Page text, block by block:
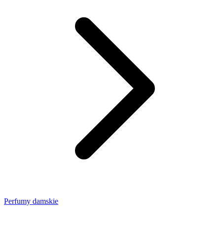
Perfumy damskie